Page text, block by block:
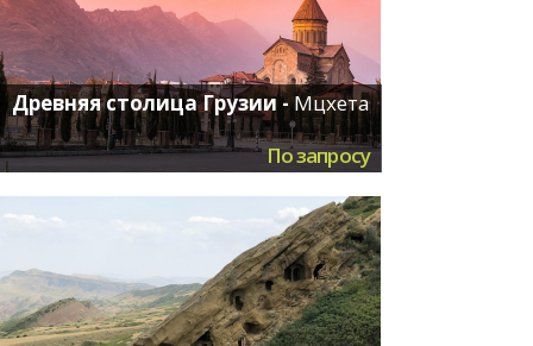
Древняя столица Грузии -Мцхета
По запросу